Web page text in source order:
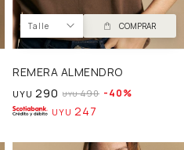
Talle COMPRAR
REMERA ALMENDRO
UYU 290 UYU 490 40
UYU 247